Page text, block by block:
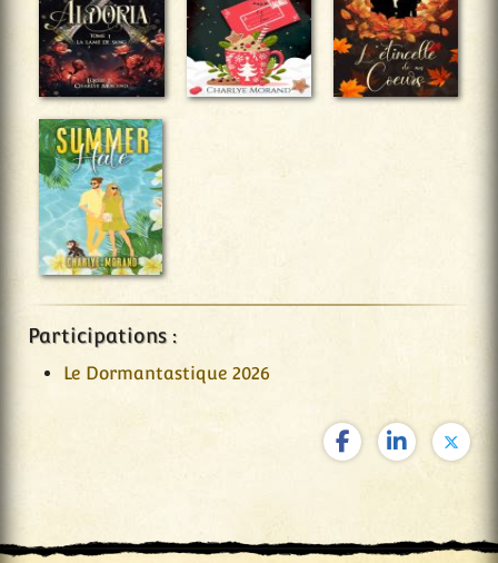
Participations :
Le Dormantastique 2026